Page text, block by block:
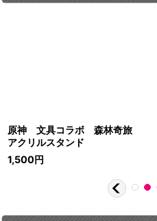
原神 文具コラボ 森林奇旅
アクリルスタンド
1,500円